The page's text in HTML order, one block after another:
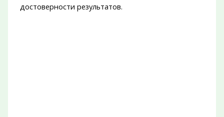
достоверности результатов.